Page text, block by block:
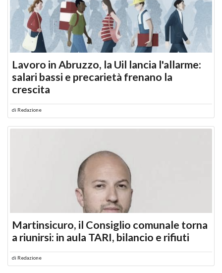
Lavoro in Abruzzo, la Uil lancia l'allarme:
salari bassi e precarietà frenano la
crescita
di Redazione
Martinsicuro, il Consiglio comunale torna
a riunirsi: in aula TARI, bilancio e rifiuti
di Redazione